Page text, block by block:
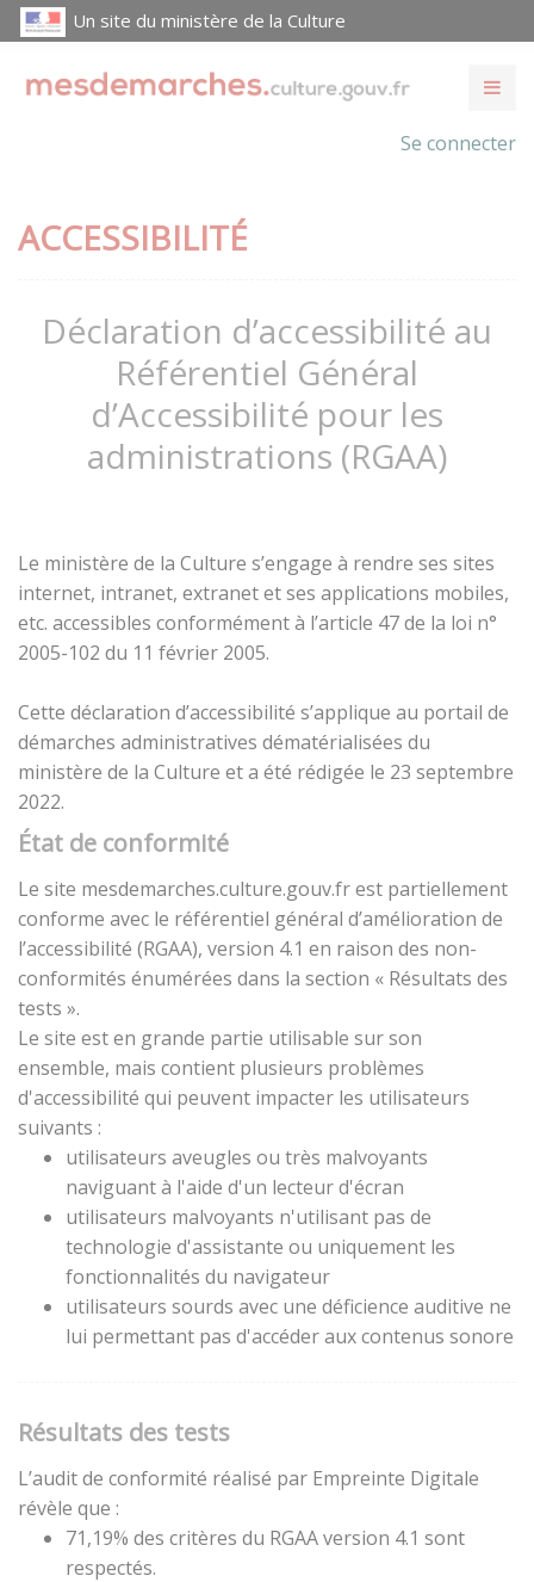
Un site du ministère de la Culture
Se connecter
ACCESSIBILITÉ
Déclaration d’accessibilité au
Référentiel Général
d’Accessibilité pour les
administrations (RGAA)
Le ministère de la Culture s’engage à rendre ses sites
internet, intranet, extranet et ses applications mobiles,
etc. accessibles conformément à l’article 47 de la loi n°
2005-102 du 11 février 2005.
Cette déclaration d’accessibilité s’applique au portail de
démarches administratives dématérialisées du
ministère de la Culture et a été rédigée le 23 septembre
2022.
État de conformité
Le site mesdemarches.culture.gouv.fr est partiellement
conforme avec le référentiel général d’amélioration de
l’accessibilité (RGAA), version 4.1 en raison des non-
conformités énumérées dans la section « Résultats des
tests ».
Le site est en grande partie utilisable sur son
ensemble, mais contient plusieurs problèmes
d'accessibilité qui peuvent impacter les utilisateurs
suivants :
utilisateurs aveugles ou très malvoyants
naviguant à l'aide d'un lecteur d'écran
utilisateurs malvoyants n'utilisant pas de
technologie d'assistante ou uniquement les
fonctionnalités du navigateur
utilisateurs sourds avec une déficience auditive ne
lui permettant pas d'accéder aux contenus sonore
Résultats des tests
L’audit de conformité réalisé par Empreinte Digitale
révèle que :
71,19% des critères du RGAA version 4.1 sont
respectés.